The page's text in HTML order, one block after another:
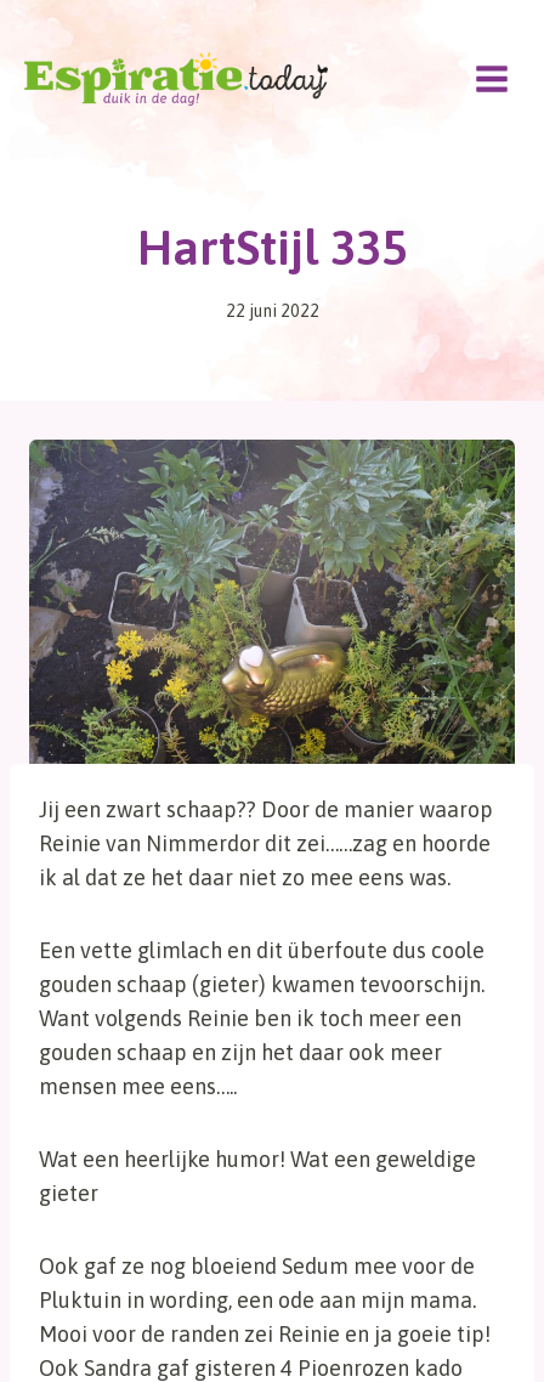
Doorgaan
inhoud
HartStijl 335
22 juni 2022
Jij een zwart schaap?? Door de manier waarop
Reinie van Nimmerdor dit zei……zag en hoorde
ik al dat ze het daar niet zo mee eens was.
Een vette glimlach en dit überfoute dus coole
gouden schaap (gieter) kwamen tevoorschijn.
Want volgends Reinie ben ik toch meer een
gouden schaap en zijn het daar ook meer
mensen mee eens…..
Wat een heerlijke humor! Wat een geweldige
gieter
Ook gaf ze nog bloeiend Sedum mee voor de
Pluktuin in wording, een ode aan mijn mama.
Mooi voor de randen zei Reinie en ja goeie tip!
Ook Sandra gaf gisteren 4 Pioenrozen kado